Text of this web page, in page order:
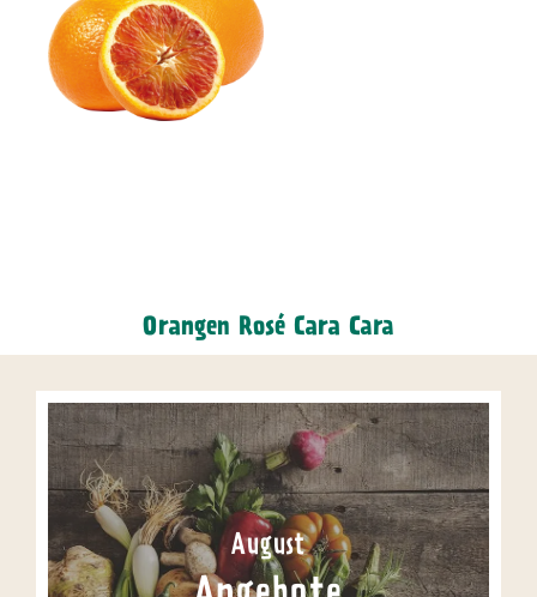
Orangen Rosé Cara Cara
August